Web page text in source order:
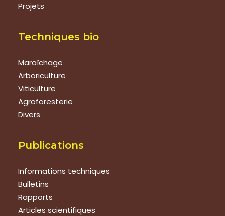
Projets
Techniques bio
Maraîchage
Arboriculture
Viticulture
Agroforesterie
Divers
Publications
Informations techniques
Bulletins
Rapports
Articles scientifiques